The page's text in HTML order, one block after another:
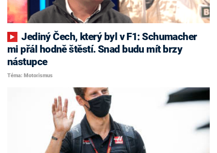
Jediný Čech, který byl v F1: Schumacher
mi přál hodně štěstí. Snad budu mít brzy
nástupce
Téma: Motorismus